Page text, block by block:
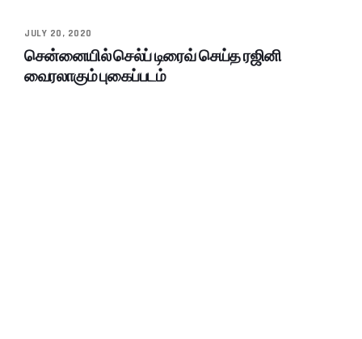
JULY 20, 2020
சென்னையில் செல்ப் டிரைவ் செய்த ரஜினி
வைரலாகும் புகைப்படம்